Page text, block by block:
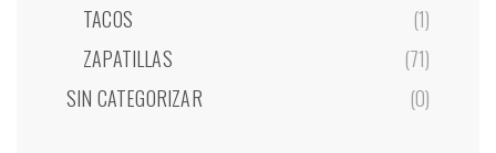
TACOS
(1)
ZAPATILLAS
(71)
SIN CATEGORIZAR
(0)